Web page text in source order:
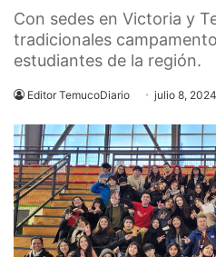
Con sedes en Victoria y
tradicionales
estudiantes de la región.
Editor TemucoDiario julio 8, 2024